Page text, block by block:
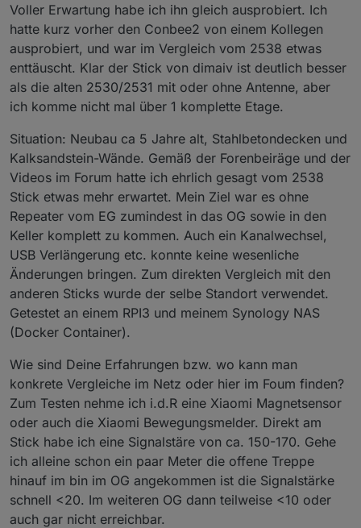
Voller Erwartung habe ich ihn gleich ausprobiert. Ich
hatte kurz vorher den Conbee2 von einem Kollegen
ausprobiert, und war im Vergleich vom 2538 etwas
enttäuscht. Klar der Stick von dimaiv ist deutlich besser
als die alten 2530/2531 mit oder ohne Antenne, aber
ich komme nicht mal über 1 komplette Etage.
Situation: Neubau ca 5 Jahre alt, Stahlbetondecken und
Kalksandstein-Wände. Gemäß der Forenbeiräge und der
Videos im Forum hatte ich ehrlich gesagt vom 2538
Stick etwas mehr erwartet. Mein Ziel war es ohne
Repeater vom EG zumindest in das OG sowie in den
Keller komplett zu kommen. Auch ein Kanalwechsel,
USB Verlängerung etc. konnte keine wesenliche
Änderungen bringen. Zum direkten Vergleich mit den
anderen Sticks wurde der selbe Standort verwendet.
Getestet an einem RPI3 und meinem Synology NAS
(Docker Container).
Wie sind Deine Erfahrungen bzw. wo kann man
konkrete Vergleiche im Netz oder hier im Foum finden?
Zum Testen nehme ich i.d.R eine Xiaomi Magnetsensor
oder auch die Xiaomi Bewegungsmelder. Direkt am
Stick habe ich eine Signalstäre von ca. 150-170. Gehe
ich alleine schon ein paar Meter die offene Treppe
hinauf im bin im OG angekommen ist die Signalstärke
schnell <20. Im weiteren OG dann teilweise <10 oder
auch gar nicht erreichbar.